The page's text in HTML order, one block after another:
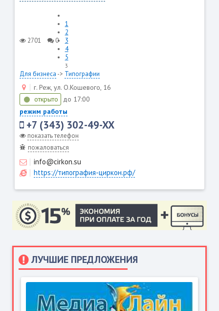
ЛУЧШИЕ ПРЕДЛОЖЕНИЯ
2701 0
1
2
3
4
5
3
Для бизнеса -> Типографии
г. Реж, ул. О.Кошевого, 16
открыто
до 17:00
режим работы
+7 (343) 302-49-XX
показать телефон
пожаловаться
info@cirkon.su
https://типография-циркон.рф/